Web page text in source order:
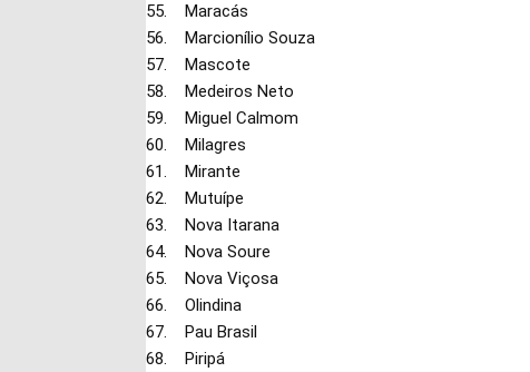
55. Maracás
56. Marcionílio Souza
57. Mascote
58. Medeiros Neto
59. Miguel Calmom
60. Milagres
61. Mirante
62. Mutuípe
63. Nova Itarana
64. Nova Soure
65. Nova Viçosa
66. Olindina
67. Pau Brasil
68. Piripá